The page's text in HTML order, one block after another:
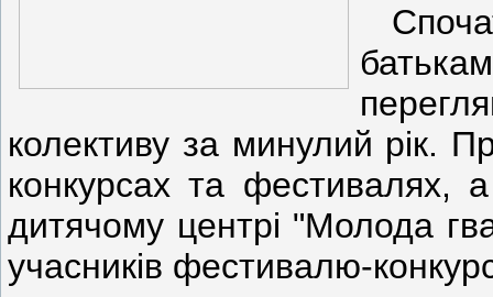
колективу за минулий рік.
конкурсах та фестивалях,
дитячому центрі "Молода
учасників фестивалю-